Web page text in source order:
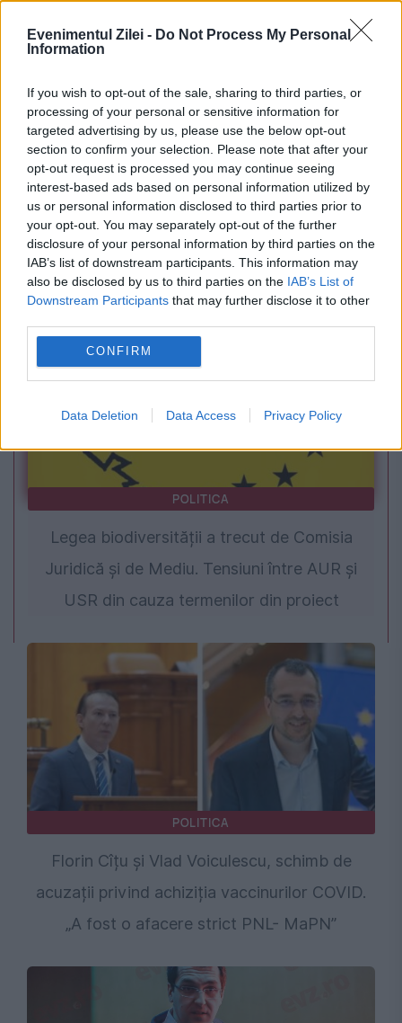
Evenimentul Zilei - Do Not Process My Personal
Information
If you wish to opt-out of the sale, sharing to third parties, or
processing of your personal or sensitive information for
targeted advertising by us, please use the below opt-out
section to confirm your selection. Please note that after your
opt-out request is processed you may continue seeing
interest-based ads based on personal information utilized by
us or personal information disclosed to third parties prior to
your opt-out. You may separately opt-out of the further
disclosure of your personal information by third parties on the
IAB’s list of downstream participants. This information may
also be disclosed by us to third parties on the IAB’s List of
Downstream Participants that may further disclose it to other
CONFIRM
Data Deletion Data Access Privacy Policy
SOCIAL
Scandalul Pfizer continuă. Alexandru
Rogobete, către Vlad Voiculescu: Aveți tupeu
să vorbiți de trădare de țară?
POLITICA
Legea biodiversității a trecut de Comisia
Juridică și de Mediu. Tensiuni între AUR și
USR din cauza termenilor din proiect
POLITICA
Florin Cîțu și Vlad Voiculescu, schimb de
acuzații privind achiziția vaccinurilor COVID.
„A fost o afacere strict PNL- MaPN”